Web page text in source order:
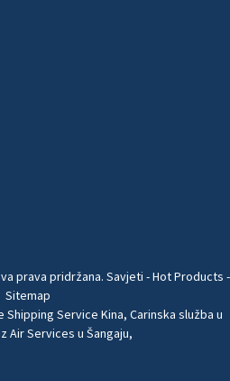
prava pridržana. Savjeti -Hot Products -
Sitemap
Shipping Service Kina, Carinska služba u
Air Services u Šangaju,